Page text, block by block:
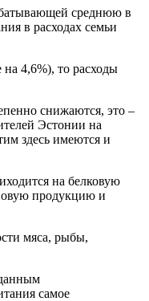
среднюю в
в расходах семьи
4,6%), то расходы
снижаются, это –
Эстонии на
здесь имеются и
на белковую
продукцию и
мяса, рыбы,
самое